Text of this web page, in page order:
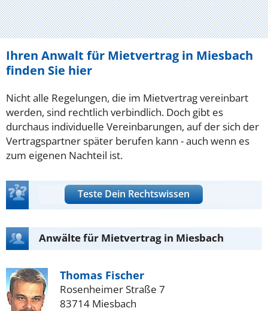
Ihren Anwalt für Mietvertrag in Miesbach
finden Sie hier
Nicht alle Regelungen, die im Mietvertrag vereinbart
werden, sind rechtlich verbindlich. Doch gibt es
durchaus individuelle Vereinbarungen, auf der sich der
Vertragspartner später berufen kann - auch wenn es
zum eigenen Nachteil ist.
Teste Dein Rechtswissen
Anwälte für Mietvertrag in Miesbach
Thomas Fischer
Rosenheimer Straße 7
83714 Miesbach